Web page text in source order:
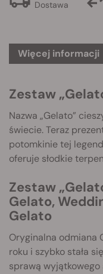
Dostawa
Więcej informacji
Zestaw
Nazwa „Gelato”
świecie. Teraz
potomkinie tej
oferuje słodkie
Zestaw
Gelato,
Gelato
Oryginalna odmiana
roku i szybko stała
sprawą